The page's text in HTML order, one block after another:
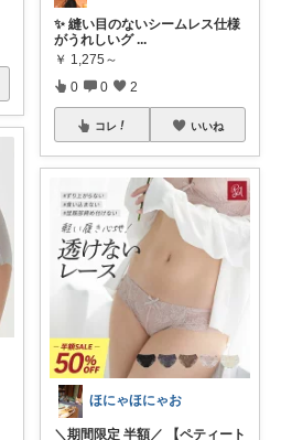
✨ 縫い目のないシームレス仕様
がうれしいグ ...
￥ 1,275～
0 0 2
コレ いいね
ほにゃほにゃお
＼期間限定 半額／ 【ペティート